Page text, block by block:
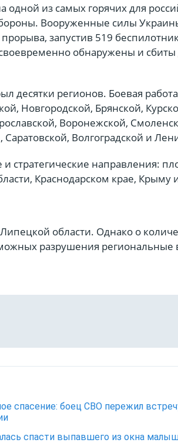
одной из самых горячих для
Вооруженные силы
запустив 519
обнаружены и
десятки регионов. Боевая
Новгородской, Брянской,
Воронежской,
Саратовской, Волгоградской и
и стратегические направления:
Краснодарском крае, Крыму
области. Однако о
разрушения региональные
спасение: боец СВО пережил
спасти выпавшего из окна